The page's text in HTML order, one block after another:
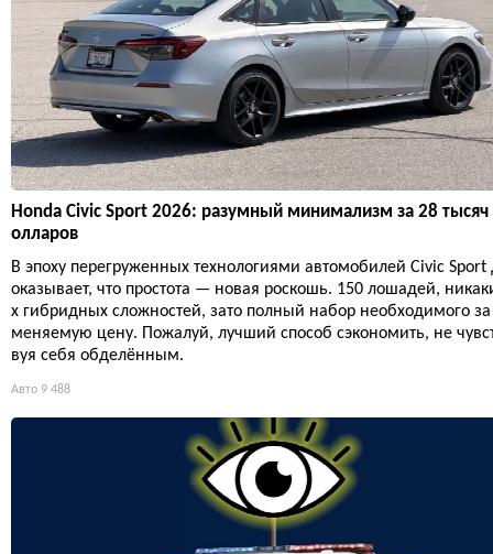
Honda Civic Sport 2026: разумный минимализм за 28 тысяч
олларов
В эпоху перегруженных технологиями автомобилей Civic Sport
оказывает, что простота — новая роскошь. 150 лошадей,
х гибридных сложностей, зато полный набор необходимого
меняемую цену. Пожалуй, лучший способ сэкономить, не
вуя себя обделённым.
Авто 9 488